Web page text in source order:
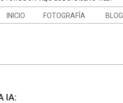
INICIO FOTOGRAFÍA BLOG
IA: